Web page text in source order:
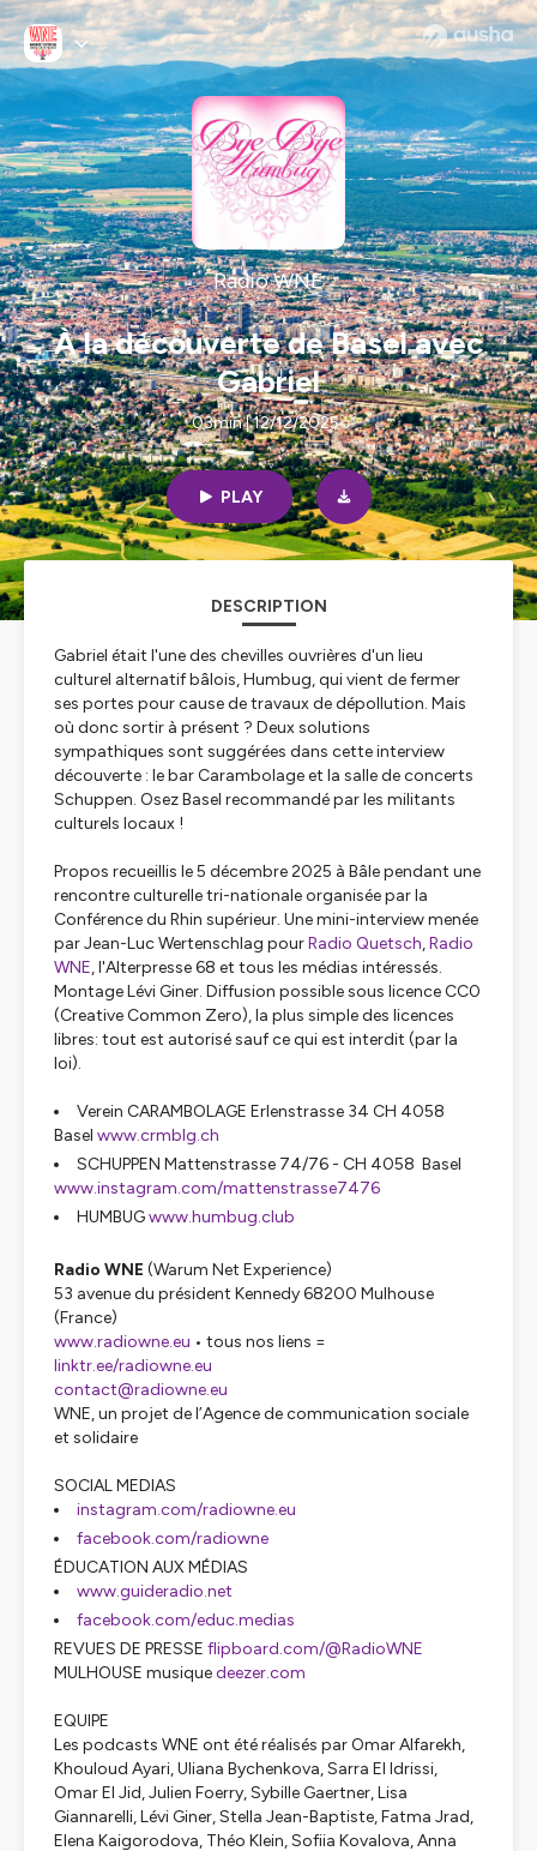
Radio WNE
À la découverte de Basel avec
Gabriel
03min | 12/12/2025
PLAY
DESCRIPTION
Gabriel était l'une des chevilles ouvrières d'un lieu
culturel alternatif bâlois, Humbug, qui vient de fermer
ses portes pour cause de travaux de dépollution. Mais
où donc sortir à présent ? Deux solutions
sympathiques sont suggérées dans cette interview
découverte : le bar Carambolage et la salle de concerts
Schuppen. Osez Basel recommandé par les militants
culturels locaux !
Propos recueillis le 5 décembre 2025 à Bâle pendant une
rencontre culturelle tri-nationale organisée par la
Conférence du Rhin supérieur. Une mini-interview menée
par Jean-Luc Wertenschlag pourRadio Quetsch,Radio
WNE, l'Alterpresse 68 et tous les médias intéressés.
Montage Lévi Giner. Diffusion possible sous licence CC0
(Creative Common Zero), la plus simple des licences
libres: tout est autorisé sauf ce qui est interdit (par la
loi).
Verein CARAMBOLAGE Erlenstrasse 34 CH 4058
Basel www.crmblg.ch
SCHUPPEN Mattenstrasse 74/76 - CH 4058 Basel
www.instagram.com/mattenstrasse7476
HUMBUGwww.humbug.club
Radio WNE (Warum Net Experience)
53 avenue du président Kennedy 68200 Mulhouse
(France)
www.radiowne.eu • tous nos liens =
linktr.ee/radiowne.eu
contact@radiowne.eu
WNE, un projet de l’Agence de communication sociale
et solidaire
SOCIAL MEDIAS
instagram.com/radiowne.eu
facebook.com/radiowne
ÉDUCATION AUX MÉDIAS
www.guideradio.net
facebook.com/educ.medias
REVUES DE PRESSE flipboard.com/@RadioWNE
MULHOUSE musiquedeezer.com
EQUIPE
Les podcasts WNE ont été réalisés par Omar Alfarekh,
Khouloud Ayari, Uliana Bychenkova, Sarra El Idrissi,
Omar El Jid, Julien Foerry, Sybille Gaertner, Lisa
Giannarelli, Lévi Giner, Stella Jean-Baptiste, Fatma Jrad,
Elena Kaigorodova, Théo Klein, Sofiia Kovalova, Anna